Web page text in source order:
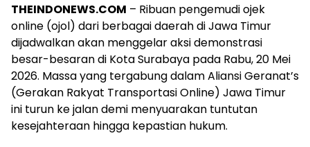
THEINDONEWS.COM – Ribuan pengemudi ojek
online (ojol) dari berbagai daerah di Jawa Timur
dijadwalkan akan menggelar aksi demonstrasi
besar-besaran di Kota Surabaya pada Rabu, 20 Mei
2026. Massa yang tergabung dalam Aliansi Geranat’s
(Gerakan Rakyat Transportasi Online) Jawa Timur
ini turun ke jalan demi menyuarakan tuntutan
kesejahteraan hingga kepastian hukum.